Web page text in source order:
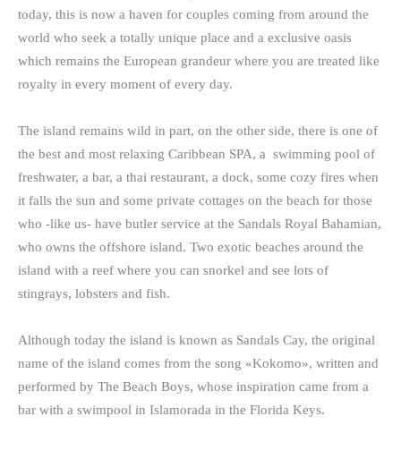
today, this is now a haven for couples coming from around the
world who seek a totally unique place and a exclusive oasis
which remains the European grandeur where you are treated like
royalty in every moment of every day.
The island remains wild in part, on the other side, there is one of
the best and most relaxing Caribbean SPA, a swimming pool of
freshwater, a bar, a thai restaurant, a dock, some cozy fires when
it falls the sun and some private cottages on the beach for those
who -like us- have butler service at the Sandals Royal Bahamian,
who owns the offshore island. Two exotic beaches around the
island with a reef where you can snorkel and see lots of
stingrays, lobsters and fish.
Although today the island is known as Sandals Cay, the original
name of the island comes from the song «Kokomo», written and
performed by The Beach Boys, whose inspiration came from a
bar with a swimpool in Islamorada in the Florida Keys.